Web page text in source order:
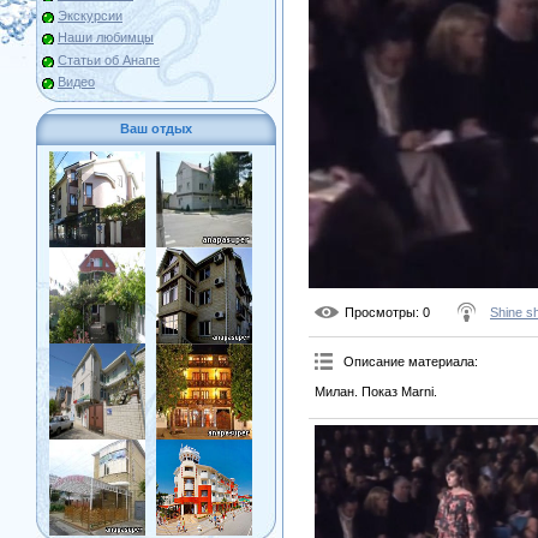
Экскурсии
Наши любимцы
Статьи об Анапе
Видео
Ваш отдых
Просмотры: 0 Shine
Описание материала:
Милан. Показ Marni.